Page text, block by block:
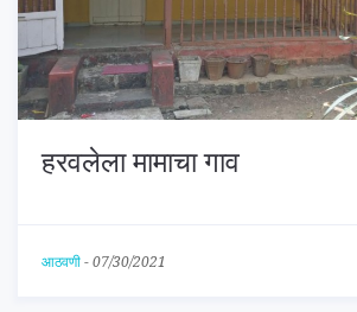
हरवलेला मामाचा गाव
आठवणी - 07/30/2021